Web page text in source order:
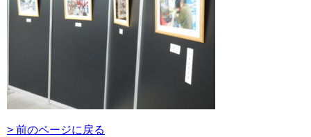
> 前のページに戻る